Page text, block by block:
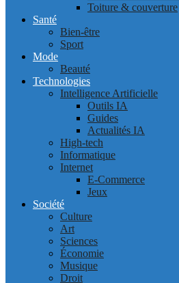
Toiture & couverture
Santé
Bien-être
Sport
Mode
Beauté
Technologies
Intelligence Artificielle
Outils IA
Guides
Actualités IA
High-tech
Informatique
Internet
E-Commerce
Jeux
Société
Culture
Art
Sciences
Économie
Musique
Droit